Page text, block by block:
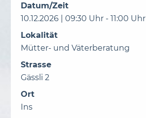
Datum/Zeit
10.12.2026 | 09:30 Uhr - 11:00 Uhr
Lokalität
Mütter- und Väterberatung
Strasse
Gässli 2
Ort
Ins